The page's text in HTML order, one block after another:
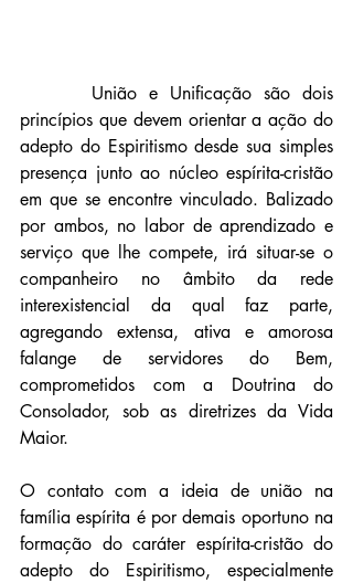
princípios que devem orientar a ação do
adepto do Espiritismo desde sua simples
presença junto ao núcleo espírita-cristão
em que se encontre vinculado. Balizado
por ambos, no labor de aprendizado e
serviço que lhe compete, irá situar-se o
companheiro no âmbito da rede
interexistencial da qual faz parte,
agregando extensa, ativa e amorosa
falange de servidores do Bem,
comprometidos com a Doutrina do
Consolador, sob as diretrizes da Vida
Maior.
O contato com a ideia de união na
família espírita é por demais oportuno na
formação do caráter espírita-cristão do
adepto do Espiritismo, especialmente